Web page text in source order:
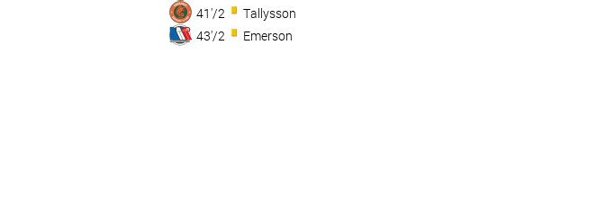
41'/2
Tallysson
43'/2
Emerson